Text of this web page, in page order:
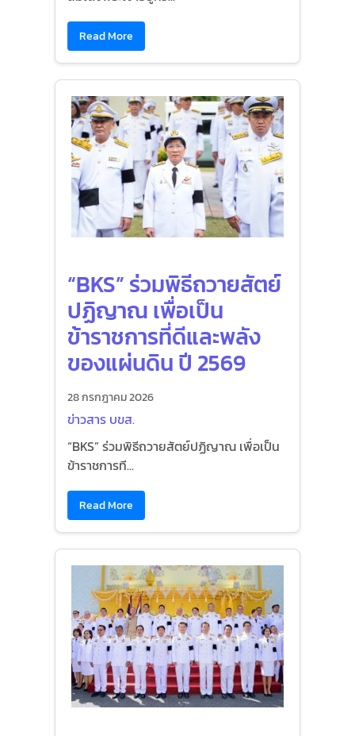
Read More
“BKS” ร่วมพิธีถวายสัตย์
ปฏิญาณ เพื่อเป็น
ข้าราชการที่ดีและพลัง
ของแผ่นดิน ปี 2569
28 กรกฎาคม 2026
ข่าวสาร บขส.
“BKS” ร่วมพิธีถวายสัตย์ปฏิญาณ เพื่อเป็น
ข้าราชการที...
Read More